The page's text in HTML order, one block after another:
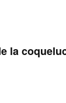
la